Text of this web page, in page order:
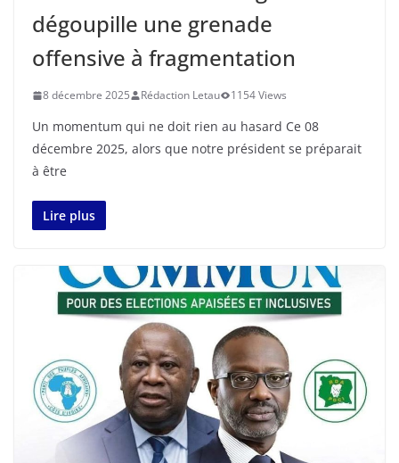
dégoupille une grenade
offensive à fragmentation
8 décembre 2025 Rédaction Letau 1154 Views
Un momentum qui ne doit rien au hasard Ce 08
décembre 2025, alors que notre président se préparait
à être
Lire plus